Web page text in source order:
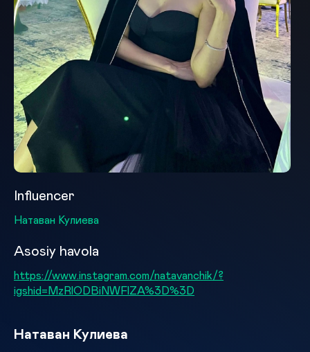
Influencer
Натаван Кулиева
Asosiy havola
https://www.instagram.com/natavanchik/?
igshid=MzRlODBiNWFlZA%3D%3D
Натаван Кулиева